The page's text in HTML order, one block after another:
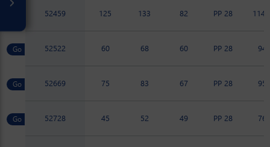
52459 125 133 82 PP 28
52522 60 68 60 PP 28 94
52669 75 83 67 PP 28 95
52728 45 52 49 PP 28 76